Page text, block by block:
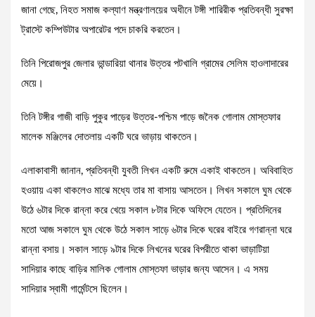
জানা গেছে, নিহত সমাজ কল্যাণ মন্ত্রণালয়ের অধীনে টঙ্গী শারিরীক প্রতিবন্ধী সুরক্ষা
ট্রাস্টে কম্পিউটার অপারেটর পদে চাকরি করতেন।
তিনি পিরোজপুর জেলার ভান্ডারিয়া থানার উত্তর পটখালি গ্রামের সেলিম হাওলাদারের
মেয়ে।
তিনি টঙ্গীর গাজী বাড়ি পুকুর পাড়ের উত্তর-পশ্চিম পাড়ে জনৈক গোলাম মোস্তফার
মালেক মঞ্জিলের দোতলায় একটি ঘরে ভাড়ায় থাকতেন।
এলাকাবাসী জানান, প্রতিবন্ধী যুবতী লিখন একটি রুমে একাই থাকতেন। অবিবাহিত
হওয়ায় একা থাকলেও মাঝে মধ্যে তার মা বাসায় আসতেন। লিখন সকালে ঘুম থেকে
উঠে ৬টার দিকে রান্না করে খেয়ে সকাল ৮টার দিকে অফিসে যেতেন। প্রতিদিনের
মতো আজ সকালে ঘুম থেকে উঠে সকাল সাড়ে ৬টার দিকে ঘরের বাইরে গণরান্না ঘরে
রান্না বসায়। সকাল সাড়ে ৯টার দিকে লিখনের ঘরের বিপরীতে থাকা ভাড়াটিয়া
সাদিয়ার কাছে বাড়ির মালিক গোলাম মোস্তফা ভাড়ার জন্য আসেন। এ সময়
সাদিয়ার স্বামী গার্মেন্টসে ছিলেন।